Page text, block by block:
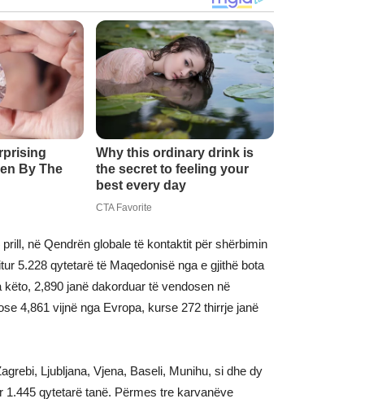
në Qendrën globale të kontaktit për shërbimin
5.228 qytetarë të Maqedonisë nga e gjithë bota
2,890 janë dakorduar të vendosen në
4,861 vijnë nga Evropa, kurse 272 thirrje janë
Ljubljana, Vjena, Baseli, Munihu, si dhe dy
1.445 qytetarë tanë. Përmes tre karvanëve